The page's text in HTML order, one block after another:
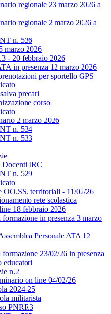
regionale 23 marzo 2026 a
regionale 2 marzo 2026 a
n. 536
marzo 2026
- 20 febbraio 2026
in presenza 12 marzo 2026
per sportello GPS
precari
corso
2 marzo 2026
n. 534
n. 533
Docenti IRC
n. 529
OO.SS. territoriali - 11/02/26
rete scolastica
18 febbraio 2026
in presenza 3 marzo
Personale ATA 12
23/02/26 in presenza
educatori
n.2
on line 04/02/26
2024-25
militarista
PNRR3